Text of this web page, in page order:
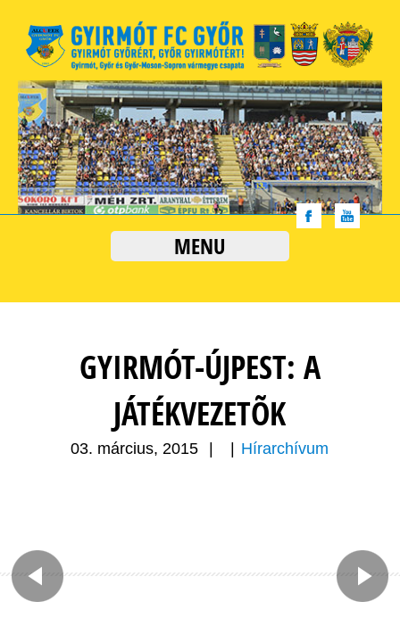
MENU
GYIRMÓT-ÚJPEST: A
JÁTÉKVEZETÕK
03. március, 2015 Hírarchívum